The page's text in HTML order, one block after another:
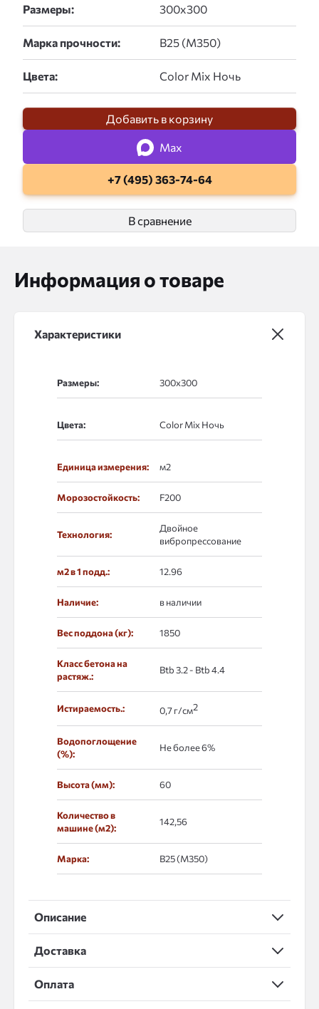
Размеры:
Марка прочности:
Цвета:
Добавить в корзину
Max
+7 (495) 363-74-64
В сравнение
Информация о товаре
Характеристики
Размеры:
Цвета:
Единица измерения: м2
Морозостойкость: F200
Технология:
Двойное
вибропрессование
м2 в 1 подд.: 12.96
Наличие: в наличии
Вес поддона (кг): 1850
Класс бетона на
растяж.:
Btb 3.2 - Btb 4.4
Истираемость.: 0,7 г/см2
Водопоглощение
(%):
Не более 6%
Высота (мм): 60
Количество в
машине (м2):
142,56
Марка: В25 (М350)
Описание
Доставка
Оплата